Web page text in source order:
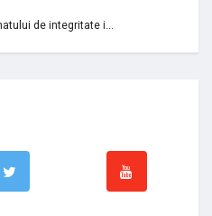
de integritate i...